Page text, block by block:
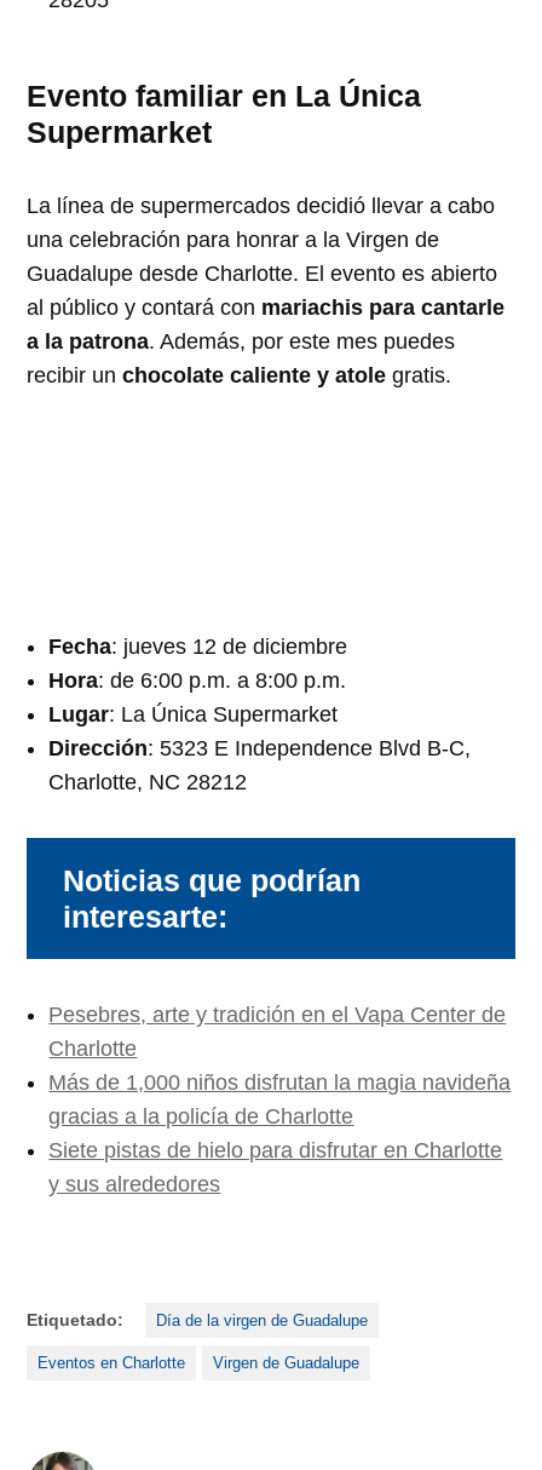
Evento familiar en La Única
Supermarket
La línea de supermercados decidió llevar a cabo
una celebración para honrar a la Virgen de
Guadalupe desde Charlotte. El evento es abierto
al público y contará con mariachis para cantarle
a la patrona. Además, por este mes puedes
recibir unchocolate caliente y atole gratis.
Fecha: jueves 12 de diciembre
Hora: de 6:00 p.m. a 8:00 p.m.
Lugar: La Única Supermarket
Dirección: 5323 E Independence Blvd B-C,
Charlotte, NC 28212
Noticias que podrían
interesarte:
Pesebres, arte y tradición en el Vapa Center de
Charlotte
Más de 1,000 niños disfrutan la magia navideña
gracias a la policía de Charlotte
Siete pistas de hielo para disfrutar en Charlotte
y sus alrededores
Etiquetado: Día de la virgen de Guadalupe
Eventos en Charlotte Virgen de Guadalupe